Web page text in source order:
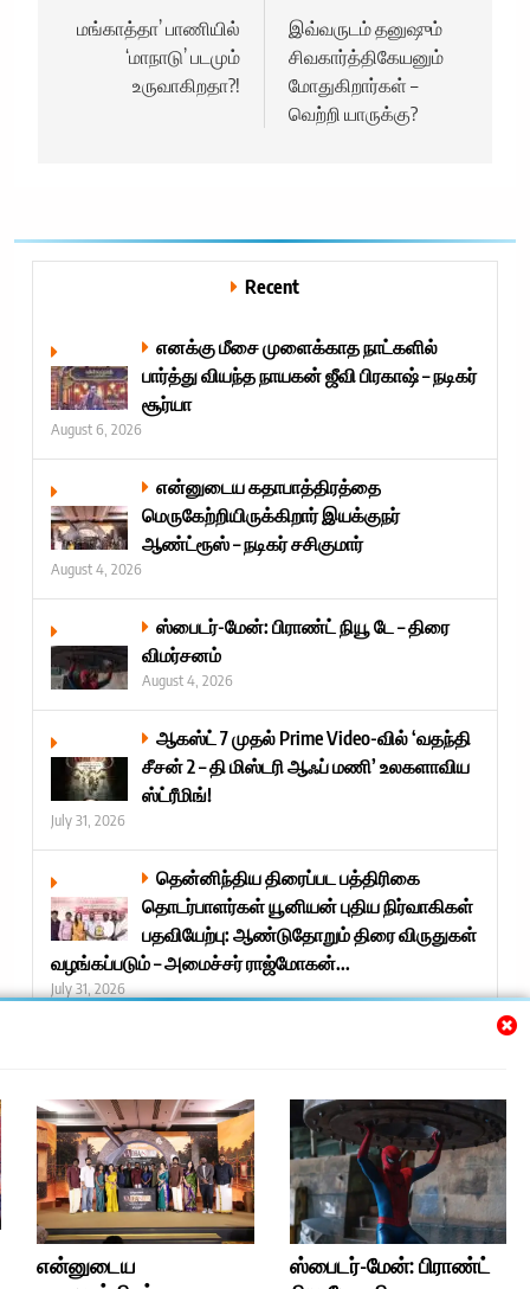
navigation
மங்காத்தா’ பாணியில்
‘மாநாடு’ படமும்
உருவாகிறதா?!
இவ்வருடம் தனுஷும்
சிவகார்த்திகேயனும்
மோதுகிறார்கள் –
வெற்றி யாருக்கு?
என்னுடைய
ஸ்பைடர்-மேன்: பிராண்ட்
Recent
எனக்கு மீசை முளைக்காத நாட்களில்
பார்த்து வியந்த நாயகன் ஜீவி பிரகாஷ் – நடிகர்
சூர்யா
August 6, 2026
என்னுடைய கதாபாத்திரத்தை
மெருகேற்றியிருக்கிறார் இயக்குநர்
ஆண்ட்ரூஸ் – நடிகர் சசிகுமார்
August 4, 2026
ஸ்பைடர்-மேன்: பிராண்ட் நியூ டே – திரை
விமர்சனம்
August 4, 2026
ஆகஸ்ட் 7 முதல் Prime Video-வில் ‘வதந்தி
சீசன் 2 – தி மிஸ்டரி ஆஃப் மணி’ உலகளாவிய
ஸ்ட்ரீமிங்!
July 31, 2026
தென்னிந்திய திரைப்பட பத்திரிகை
தொடர்பாளர்கள் யூனியன் புதிய நிர்வாகிகள்
பதவியேற்பு: ஆண்டுதோறும் திரை விருதுகள்
வழங்கப்படும் – அமைச்சர் ராஜ்மோகன்...
July 31, 2026
Trending